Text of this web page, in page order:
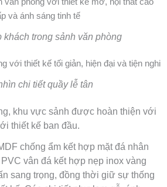
khách trong sảnh văn phòng
chi tiết quầy lễ tân
khu vực sảnh được hoàn thiện với
thiết kế ban đầu.
chống ẩm kết hợp mặt đá nhân
vân đá kết hợp nẹp inox vàng
sang trọng, đồng thời giữ sự thống